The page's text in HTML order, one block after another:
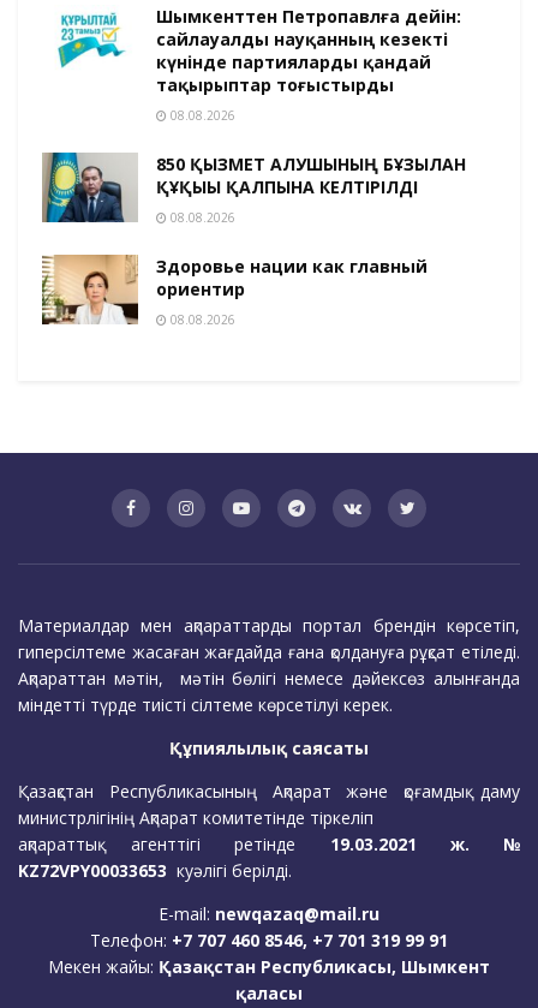
Шымкенттен Петропавлға дейін:
сайлауалды науқанның кезекті
күнінде партияларды қандай
тақырыптар тоғыстырды
08.08.2026
850 ҚЫЗМЕТ АЛУШЫНЫҢ БҰЗЫЛҒАН
ҚҰҚЫҒЫ ҚАЛПЫНА КЕЛТІРІЛДІ
08.08.2026
Здоровье нации как главный
ориентир
08.08.2026
Материалдар мен ақпараттарды портал брендін көрсетіп,
гиперсілтеме жасаған жағдайда ғана қолдануға рұқсат етіледі.
Ақпараттан мәтін, мәтін бөлігі немесе дәйексөз алынғанда
міндетті түрде тиісті сілтеме көрсетілуі керек.
Құпиялылық саясаты
Қазақстан Республикасының Ақпарат және қоғамдық даму
министрлігінің Ақпарат комитетінде тіркеліп
ақпараттық агенттігі ретінде 19.03.2021 ж. №
KZ72VPY00033653 куәлігі берілді.
E-mail: newqazaq@mail.ru
Телефон: +7 707 460 8546, +7 701 319 99 91
Мекен жайы: Қазақстан Республикасы, Шымкент
қаласы